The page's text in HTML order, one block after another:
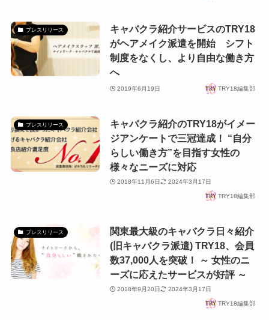
プレスリリース
キャバクラ紹介サービスのTRY18
がヘアメイク派遣を開始 シフト
制度をなくし、より自由な働き方
へ
2019年6月19日 TRY18編集部
プレスリリース
キャバクラ紹介のTRY18がイメー
ジアンケートで三冠達成！ “自分
らしい働き方”を目指す女性の
様々なニーズに対応
2018年11月6日 2024年3月17日
TRY18編集部
プレスリリース
関東最大級のキャバクラ日々紹介
(旧キャバクラ派遣) TRY18、会員
数37,000人を突破！ ～ 女性のニ
ーズに応えたサービスが好評 ～
2018年9月20日 2024年3月17日
TRY18編集部